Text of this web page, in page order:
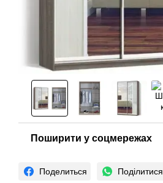
Поширити у соцмережах
Поделиться Поділитися